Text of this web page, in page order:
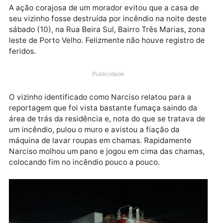
A ação corajosa de um morador evitou que a casa de
seu vizinho fosse destruída por incêndio na noite
leste de Porto Velho. Felizmente não houve registro
feridos.
Publicidade
O vizinho identificado como Narciso relatou para a
reportagem que foi vista bastante fumaça saindo da
área de trás da residência e, nota do que se tratava
máquina de lavar roupas em chamas. Rapidamente
Narciso molhou um pano e jogou em cima das